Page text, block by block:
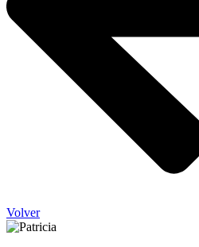
Volver